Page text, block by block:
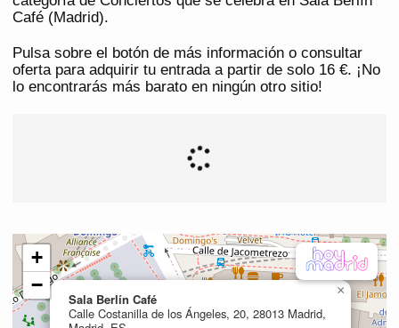
Café (Madrid).
Pulsa sobre el botón de más información o consultar
oferta para adquirir tu entrada a partir de solo 16 €. ¡No
lo encontrarás más barato en ningún otro sitio!